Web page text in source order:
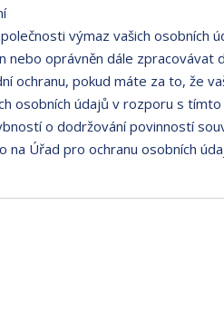
výmaz vašich osobních
nebo oprávněn dále zpracovávat
ochranu, pokud máte za to, že
osobních údajů v rozporu s
o dodržování povinností
na Úřad pro ochranu osobních